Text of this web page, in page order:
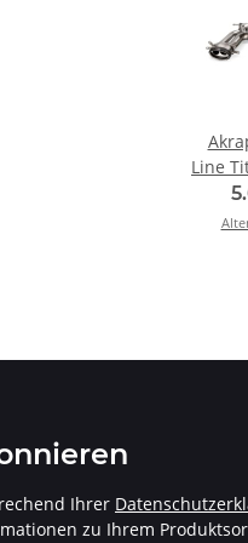
Line
Mit &
Ihrer
zu Ihrem